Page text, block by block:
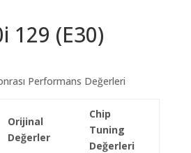
129 (E30)
Performans Değerleri
Orijinal
Değerler
Chip
Tuning
Değerleri